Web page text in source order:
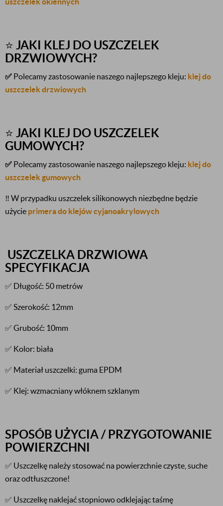
⭐ JAKI KLEJ DO USZCZELEK
DRZWIOWYCH?
✅ Polecamy zastosowanie naszego najlepszego kleju: klej do
uszczelek drzwiowych
⭐ JAKI KLEJ DO USZCZELEK
GUMOWYCH?
✅ Polecamy zastosowanie naszego najlepszego kleju: klej do
uszczelek gumowych
‼️ W przypadku uszczelek silikonowych niezbędne będzie
użycie primera do klejów cyjanoakrylowych
USZCZELKA DRZWIOWA
SPECYFIKACJA
✅ Długość: 50 metrów
✅ Szerokość: 12mm
✅ Grubość: 10mm
✅ Kolor: biała
✅ Materiał uszczelki: guma EPDM
✅ Klej: wzmacniany włóknem szklanym
SPOSÓB UŻYCIA / PRZYGOTOWANIE
POWIERZCHNI
✅ Uszczelkę należy stosować na powierzchnie czyste, suche
oraz odtłuszczone!
✅ Uszczelkę naklejać stopniowo odklejając taśmę